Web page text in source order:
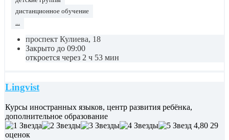
дистанционное обучение
проспект Кулиева, 18
Закрыто до 09:00
откроется через 2 ч 53 мин
Lingvist
Курсы иностранных языков, центр развития ребёнка,
дополнительное образование
4,80 29
оценок